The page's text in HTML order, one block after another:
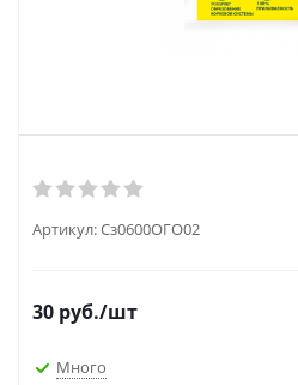
Артикул:Сз0600ОГО02
30 руб./шт
Много